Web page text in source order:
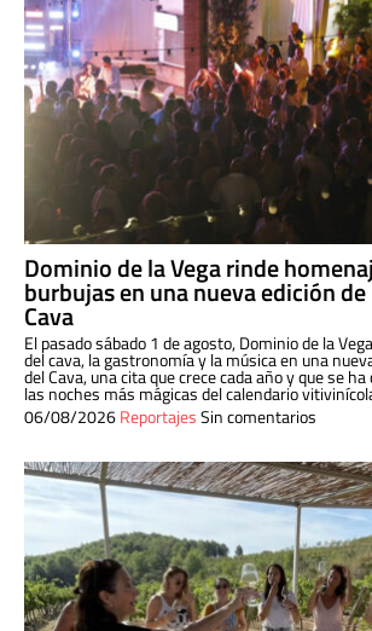
Dominio de la Vega rinde
burbujas en una nueva edición
Cava
El pasado sábado 1 de agosto, Dominio de la
del cava, la gastronomía y la música en una
del Cava, una cita que crece cada año y que se
las noches más mágicas del calendario
06/08/2026ReportajesSin comentarios